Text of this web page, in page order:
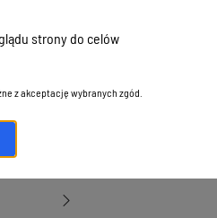
strony do celów
z akceptację wybranych zgód.